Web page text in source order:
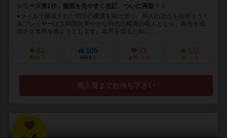
シリーズ第1作、盤面を見やすく改訂、ついに再版！！
●タイルで構成された明治の横濱を駆け巡り、商人の頂点を目指そう！
各プレイヤーは文明開化華やかな時代の横濱の商人となり、商売を成
功させ名声を得ようとします。名声を得るために...
81
興味あり
105
経験あり
33
お気に入り
131
持ってる
再入荷までお待ち下さい